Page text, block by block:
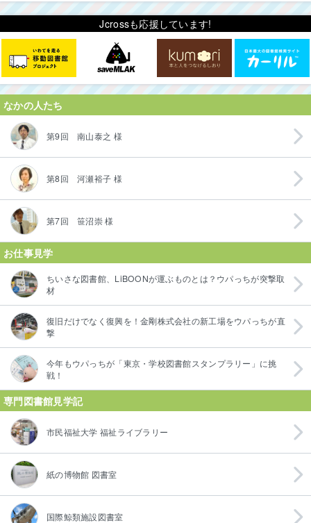
Jcrossも応援しています!
なかの人たち
第9回 南山泰之 様
第8回 河瀬裕子 様
第7回 笹沼崇 様
お仕事見学
ちいさな図書館、LiBOONが運ぶものとは？ウパっちが突撃取
材
復旧だけでなく復興を！金剛株式会社の新工場をウパっちが直
撃
今年もウパっちが「東京・学校図書館スタンプラリー」に挑
戦！
専門図書館見学記
市民福祉大学 福祉ライブラリー
紙の博物館 図書室
国際鯨類施設図書室